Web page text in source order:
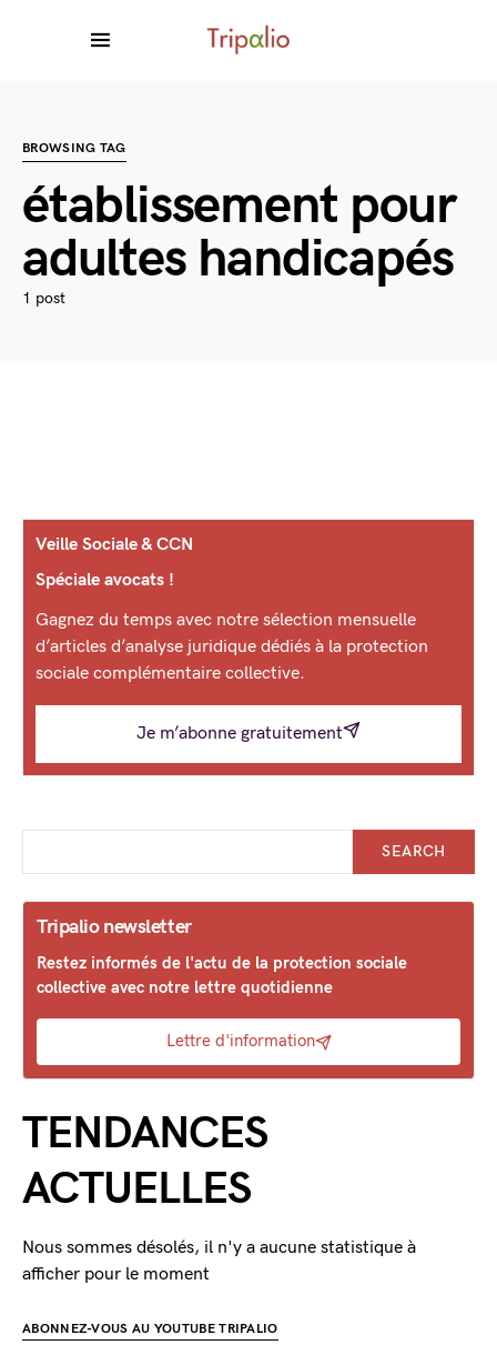
BROWSING TAG
établissement pour
adultes handicapés
1 post
Veille Sociale & CCN
Spéciale avocats !
Gagnez du temps avec notre sélection mensuelle
d’articles d’analyse juridique dédiés à la protection
sociale complémentaire collective.
Je m’abonne gratuitement
SEARCH
Tripalio newsletter
Restez informés de l'actu de la protection sociale
collective avec notre lettre quotidienne
Lettre d'information
TENDANCES
ACTUELLES
Nous sommes désolés, il n'y a aucune statistique à
afficher pour le moment
ABONNEZ-VOUS AU YOUTUBE TRIPALIO